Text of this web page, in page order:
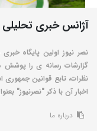
آژانس خبری
نصر نیوز اولین پایگاه
گزارشات رسانه ی را پوشش
نظرات، تابع قوانین جمهوری
اخبار آن با ذکر "نصرنیوز"
درباره ما